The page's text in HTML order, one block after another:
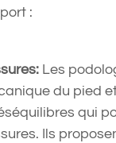
:
Les
du pied
qui
Ils